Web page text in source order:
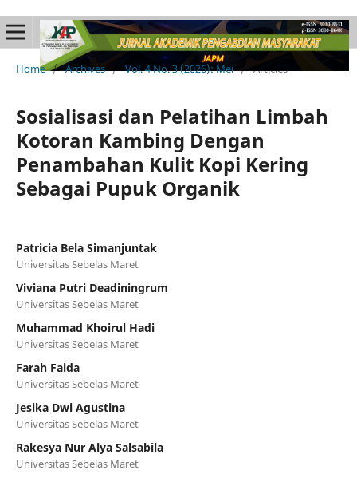
Home / Archives / Vol. 4 No. 3 (2026): Mei / Articles
Sosialisasi dan Pelatihan Limbah
Kotoran Kambing Dengan
Penambahan Kulit Kopi Kering
Sebagai Pupuk Organik
Patricia Bela Simanjuntak
Universitas Sebelas Maret
Viviana Putri Deadiningrum
Universitas Sebelas Maret
Muhammad Khoirul Hadi
Universitas Sebelas Maret
Farah Faida
Universitas Sebelas Maret
Jesika Dwi Agustina
Universitas Sebelas Maret
Rakesya Nur Alya Salsabila
Universitas Sebelas Maret